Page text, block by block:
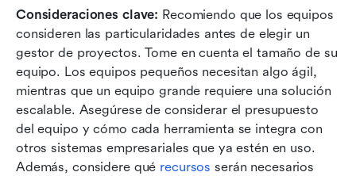
Consideraciones clave: Recomiendo que los equipos
consideren las particularidades antes de elegir un
gestor de proyectos. Tome en cuenta el tamaño de su
equipo. Los equipos pequeños necesitan algo ágil,
mientras que un equipo grande requiere una solución
escalable. Asegúrese de considerar el presupuesto
del equipo y cómo cada herramienta se integra con
otros sistemas empresariales que ya estén en uso.
Además, considere qué recursos serán necesarios